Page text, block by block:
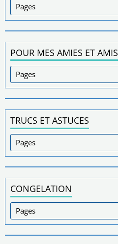
POUR MES AMIES ET AMIS
TRUCS ET ASTUCES
CONGELATION